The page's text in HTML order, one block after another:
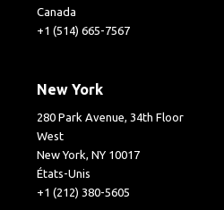
Canada
+1 (514) 665-7567
New York
280 Park Avenue, 34th Floor
West
New York, NY 10017
États-Unis
+1 (212) 380-5605